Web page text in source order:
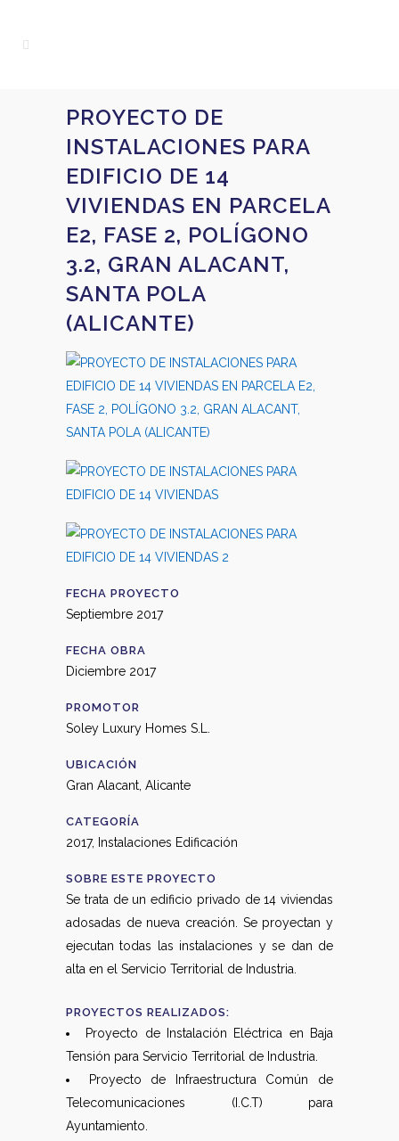
PROYECTO DE
INSTALACIONES PARA
EDIFICIO DE 14
VIVIENDAS EN PARCELA
E2, FASE 2, POLÍGONO
3.2, GRAN ALACANT,
SANTA POLA
(ALICANTE)
FECHA PROYECTO
Septiembre 2017
FECHA OBRA
Diciembre 2017
PROMOTOR
Soley Luxury Homes S.L.
UBICACIÓN
Gran Alacant, Alicante
CATEGORÍA
2017, Instalaciones Edificación
SOBRE ESTE PROYECTO
Se trata de un edificio privado de 14 viviendas
adosadas de nueva creación. Se proyectan y
ejecutan todas las instalaciones y se dan de
alta en el Servicio Territorial de Industria.
PROYECTOS REALIZADOS:
Proyecto de Instalación Eléctrica en Baja
Tensión para Servicio Territorial de Industria.
Proyecto de Infraestructura Común de
Telecomunicaciones (I.C.T) para
Ayuntamiento.